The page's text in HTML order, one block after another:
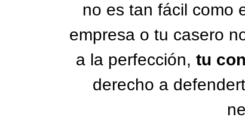
no es tan fácil como
empresa o tu casero
a la perfección, tu
derecho a